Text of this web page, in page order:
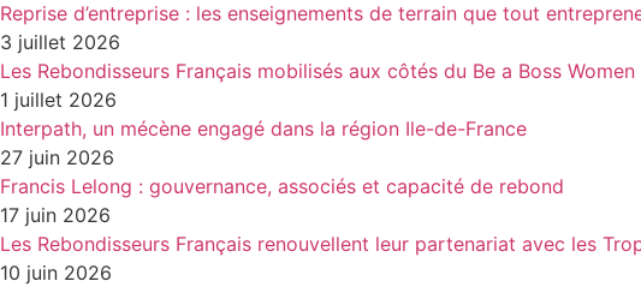
Reprise d’entreprise : les enseignements de terrain que tout
3 juillet 2026
Les Rebondisseurs Français mobilisés aux côtés du Be a Boss
1 juillet 2026
Interpath, un mécène engagé dans la région Ile-de-France
27 juin 2026
Francis Lelong : gouvernance, associés et capacité de rebond
17 juin 2026
Les Rebondisseurs Français renouvellent leur partenariat avec les
10 juin 2026